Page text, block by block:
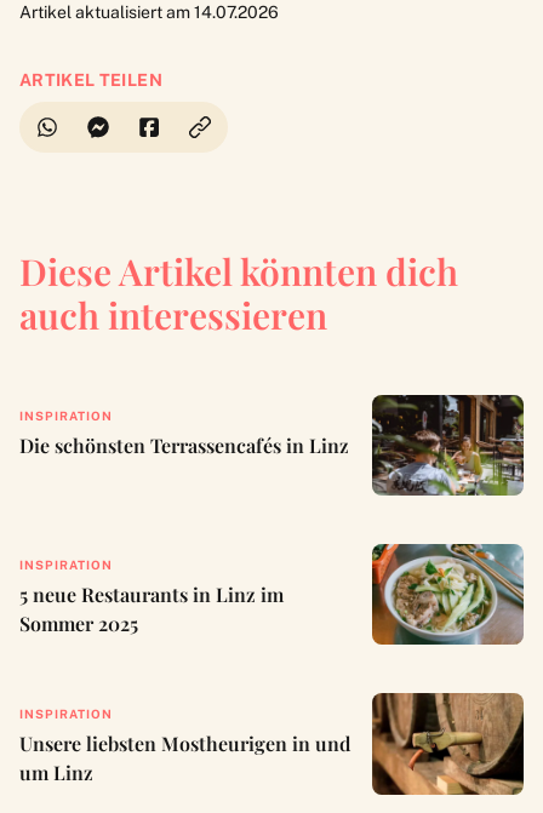
Artikel aktualisiert am 14.07.2026
ARTIKEL TEILEN
Diese Artikel könnten dich
auch interessieren
INSPIRATION
Die schönsten Terrassencafés in Linz
INSPIRATION
5 neue Restaurants in Linz im
Sommer 2025
INSPIRATION
Unsere liebsten Mostheurigen in und
um Linz